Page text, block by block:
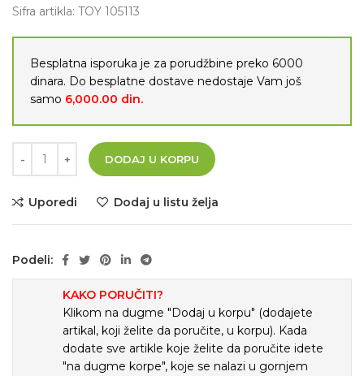
Sifra artikla: TOY 105113
Besplatna isporuka je za porudžbine preko 6000
dinara. Do besplatne dostave nedostaje Vam još
samo 6,000.00 din.
DODAJ U KORPU
Uporedi Dodaj u listu želja
Podeli:
KAKO PORUČITI?
Klikom na dugme "Dodaj u korpu" (dodajete
artikal, koji želite da poručite, u korpu). Kada
dodate sve artikle koje želite da poručite idete
"na dugme korpe", koje se nalazi u gornjem